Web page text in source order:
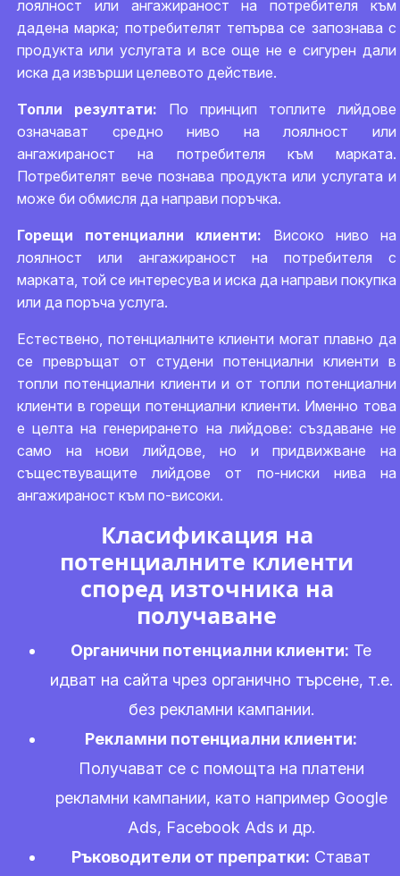
лоялност или ангажираност на потребителя към
дадена марка; потребителят тепърва се запознава с
продукта или услугата и все още не е сигурен дали
иска да извърши целевото действие.
Топли резултати: По принцип топлите лийдове
означават средно ниво на лоялност или
ангажираност на потребителя към марката.
Потребителят вече познава продукта или услугата и
може би обмисля да направи поръчка.
Горещи потенциални клиенти: Високо ниво на
лоялност или ангажираност на потребителя с
марката, той се интересува и иска да направи покупка
или да поръча услуга.
Естествено, потенциалните клиенти могат плавно да
се превръщат от студени потенциални клиенти в
топли потенциални клиенти и от топли потенциални
клиенти в горещи потенциални клиенти. Именно това
е целта на генерирането на лийдове: създаване не
само на нови лийдове, но и придвижване на
съществуващите лийдове от по-ниски нива на
ангажираност към по-високи.
Класификация на
потенциалните клиенти
според източника на
получаване
Органични потенциални клиенти: Те
идват на сайта чрез органично търсене, т.е.
без рекламни кампании.
Рекламни потенциални клиенти:
Получават се с помощта на платени
рекламни кампании, като например Google
Ads, Facebook Ads и др.
Ръководители от препратки: Стават